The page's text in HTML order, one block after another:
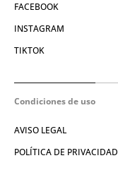
FACEBOOK
INSTAGRAM
TIKTOK
Condiciones de uso
AVISO LEGAL
POLÍTICA DE PRIVACIDAD